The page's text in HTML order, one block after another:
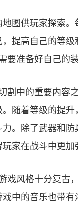
图供玩家探索
提高自己的等
要准备好自己的
割中的重要内容
随着等级的提
力。除了武器和
家在战斗中更加
戏风格十分复古
中的音乐也带